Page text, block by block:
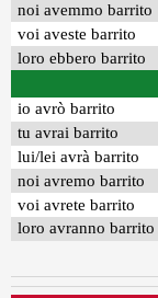
noi avemmo barrito
voi aveste barrito
loro ebbero barrito
io avrò barrito
tu avrai barrito
lui/lei avrà barrito
noi avremo barrito
voi avrete barrito
loro avranno barrito